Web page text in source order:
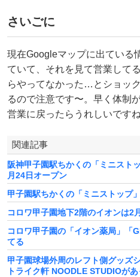
さいごに
現在Googleマップに出ている
ていて、それを見て営業して
らやってなかった…とショッ
るので注意です〜。早く体制
営業に戻ったらうれしいですね
関連記事
阪神甲子園駅ちかくの「ミニスト
月24日オープン
甲子園駅ちかくの「ミニストップ
コロワ甲子園地下2階のイオンは2
コロワ甲子園の「イオン薬局」
てる
甲子園球場外周のレフト側グッズ
トライク軒 NOODLE STUDIOがあ